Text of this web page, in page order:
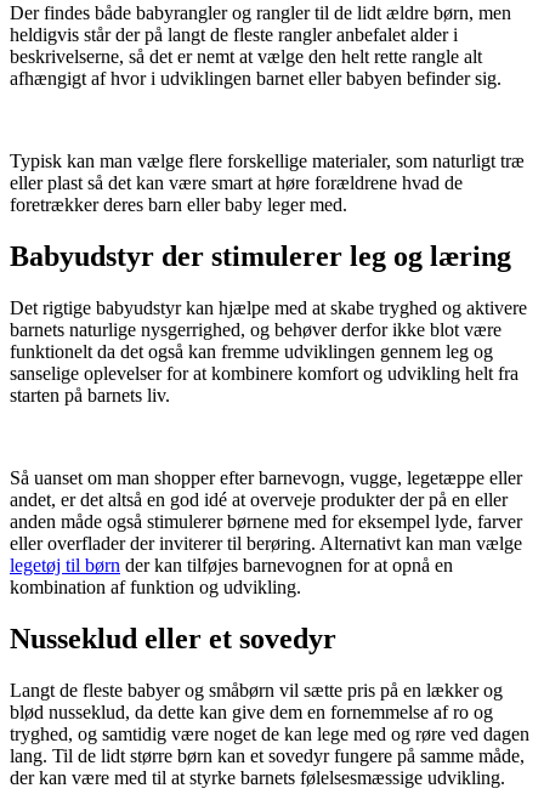
Der findes både babyrangler og rangler til de lidt ældre børn, men
heldigvis står der på langt de fleste rangler anbefalet alder i
beskrivelserne, så det er nemt at vælge den helt rette rangle alt
afhængigt af hvor i udviklingen barnet eller babyen befinder sig.
Typisk kan man vælge flere forskellige materialer, som naturligt træ
eller plast så det kan være smart at høre forældrene hvad de
foretrækker deres barn eller baby leger med.
Babyudstyr der stimulerer leg og læring
Det rigtige babyudstyr kan hjælpe med at skabe tryghed og aktivere
barnets naturlige nysgerrighed, og behøver derfor ikke blot være
funktionelt da det også kan fremme udviklingen gennem leg og
sanselige oplevelser for at kombinere komfort og udvikling helt fra
starten på barnets liv.
Så uanset om man shopper efter barnevogn, vugge, legetæppe eller
andet, er det altså en god idé at overveje produkter der på en eller
anden måde også stimulerer børnene med for eksempel lyde, farver
eller overflader der inviterer til berøring. Alternativt kan man vælge
legetøj til børn der kan tilføjes barnevognen for at opnå en
kombination af funktion og udvikling.
Nusseklud eller et sovedyr
Langt de fleste babyer og småbørn vil sætte pris på en lækker og
blød nusseklud, da dette kan give dem en fornemmelse af ro og
tryghed, og samtidig være noget de kan lege med og røre ved dagen
lang. Til de lidt større børn kan et sovedyr fungere på samme måde,
der kan være med til at styrke barnets følelsesmæssige udvikling.